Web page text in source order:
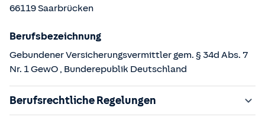
66119Saarbrücken
Berufsbezeichnung
Gebundener Versicherungsvermittler gem. § 34d Abs. 7
Nr. 1 GewO , Bunderepublik Deutschland
Berufsrechtliche Regelungen